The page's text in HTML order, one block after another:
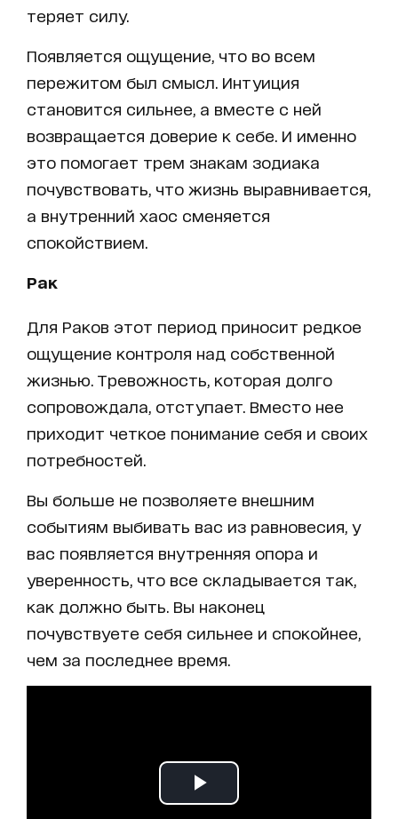
теряет силу.
Появляется ощущение, что во всем
пережитом был смысл. Интуиция
становится сильнее, а вместе с ней
возвращается доверие к себе. И именно
это помогает трем знакам зодиака
почувствовать, что жизнь выравнивается,
а внутренний хаос сменяется
спокойствием.
Рак
Для Раков этот период приносит редкое
ощущение контроля над собственной
жизнью. Тревожность, которая долго
сопровождала, отступает. Вместо нее
приходит четкое понимание себя и своих
потребностей.
Вы больше не позволяете внешним
событиям выбивать вас из равновесия, у
вас появляется внутренняя опора и
уверенность, что все складывается так,
как должно быть. Вы наконец
почувствуете себя сильнее и спокойнее,
чем за последнее время.